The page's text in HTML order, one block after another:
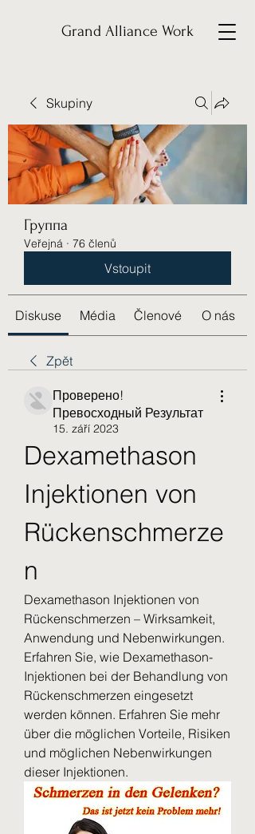
Grand Alliance Work
Skupiny
Группа
Veřejná · 76 členů
Vstoupit
Diskuse Média Členové O nás
Zpět
Проверено!
Превосходный Результат
15. září 2023
Dexamethason
Injektionen von
Rückenschmerze
n
Dexamethason Injektionen von
Rückenschmerzen – Wirksamkeit,
Anwendung und Nebenwirkungen.
Erfahren Sie, wie Dexamethason-
Injektionen bei der Behandlung von
Rückenschmerzen eingesetzt
werden können. Erfahren Sie mehr
über die möglichen Vorteile, Risiken
und möglichen Nebenwirkungen
dieser Injektionen.